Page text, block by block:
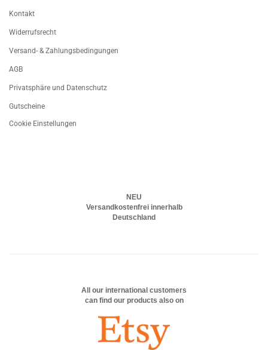
Kontakt
Widerrufsrecht
Versand- & Zahlungsbedingungen
AGB
Privatsphäre und Datenschutz
Gutscheine
Cookie Einstellungen
NEU
Versandkostenfrei innerhalb
Deutschland
All our international customers
can find our products also on